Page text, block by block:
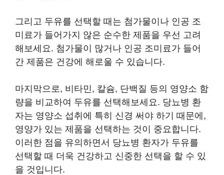
그리고 두유를 선택할 때는 첨가물이나 인공 조
미료가 들어가지 않은 순수한 제품을 우선 고려
해보세요. 첨가물이 많거나 인공 조미료가 들어
간 제품은 건강에 해로울 수 있습니다.
마지막으로, 비타민, 칼슘, 단백질 등의 영양소 함
량을 비교하여 두유를 선택해보세요. 당뇨병 환
자는 영양소 섭취에 특히 신경 써야 하기 때문에,
영양가 있는 제품을 선택하는 것이 중요합니다.
이러한 점을 유의하면서 당뇨병 환자가 두유를
선택할 때 더욱 건강하고 신중한 선택을 할 수 있
을 것입니다.